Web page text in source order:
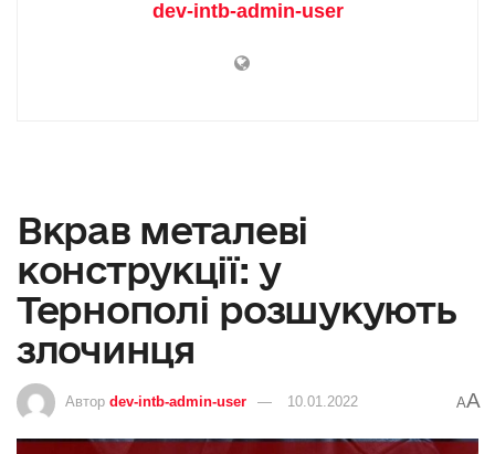
dev-intb-admin-user
Вкрав металеві
конструкції: у
Тернополі розшукують
злочинця
Автор dev-intb-admin-user 10.01.2022 AA